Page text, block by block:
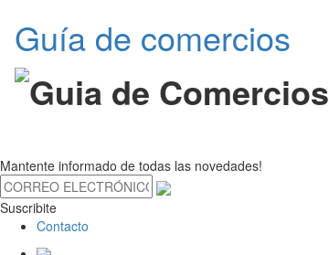
Guía de comercios
Guia de Comercios
Mantente informado de todas las novedades!
Suscribite
Contacto